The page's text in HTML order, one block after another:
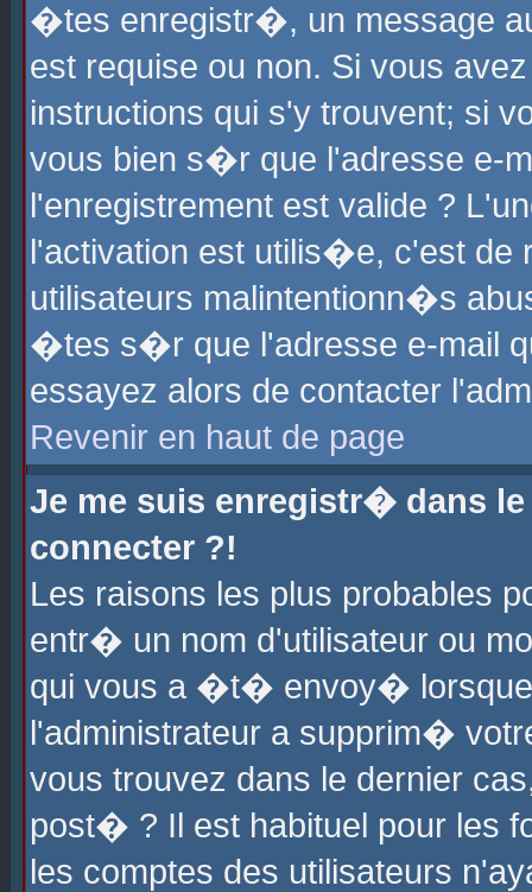
�tes enregistr�, un message
est requise ou non. Si vous
instructions qui s'y trouvent; si
vous bien s�r que l'adresse e-
l'enregistrement est valide ?
l'activation est utilis�e, c'est
utilisateurs malintentionn�s
�tes s�r que l'adresse e-mail
essayez alors de contacter
Revenir en haut de page
Je me suis enregistr� dans
connecter ?!
Les raisons les plus probables
entr� un nom d'utilisateur ou
qui vous a �t� envoy�
l'administrateur a supprim�
vous trouvez dans le dernier
post� ? Il est habituel pour les
les comptes des utilisateurs